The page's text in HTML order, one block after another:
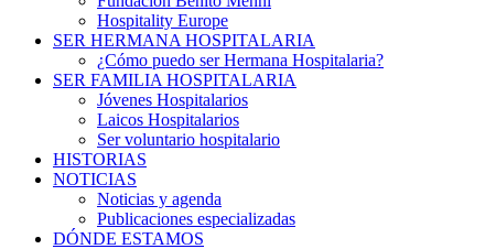
Hospitality Europe
SER HERMANA HOSPITALARIA
¿Cómo puedo ser Hermana Hospitalaria?
SER FAMILIA HOSPITALARIA
Jóvenes Hospitalarios
Laicos Hospitalarios
Ser voluntario hospitalario
HISTORIAS
NOTICIAS
Noticias y agenda
Publicaciones especializadas
DÓNDE ESTAMOS